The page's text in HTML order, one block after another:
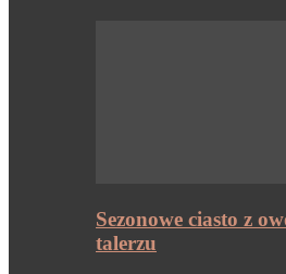
Sezonowe ciasto z
talerzu